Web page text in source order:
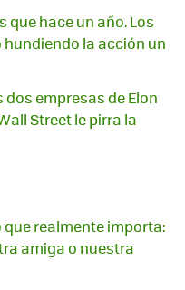
que hace un año. Los
la acción un
dos empresas de Elon
Street le pirra la
realmente importa:
amiga o nuestra